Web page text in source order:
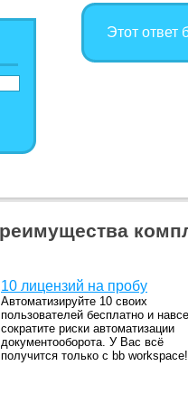
Этот ответ
10 лицензий на пробу
Автоматизируйте 10 своих
пользователей бесплатно и
сократите риски автоматизации
документооборота. У Вас всё
получится только с bb workspace!